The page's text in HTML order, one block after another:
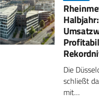
Die
schließt
mit…